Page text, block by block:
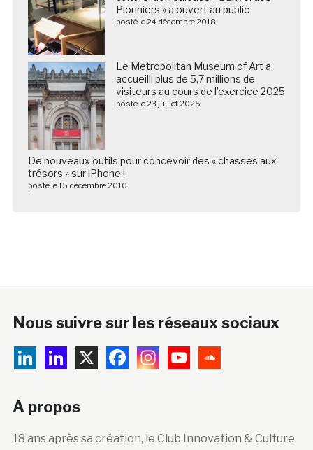
Pionniers » a ouvert au public
posté le 24 décembre 2018
Le Metropolitan Museum of Art a
accueilli plus de 5,7 millions de
visiteurs au cours de l’exercice 2025
posté le 23 juillet 2025
De nouveaux outils pour concevoir des « chasses aux
trésors » sur iPhone !
posté le 15 décembre 2010
Nous suivre sur les réseaux sociaux
A propos
18 ans après sa création, le Club Innovation & Culture